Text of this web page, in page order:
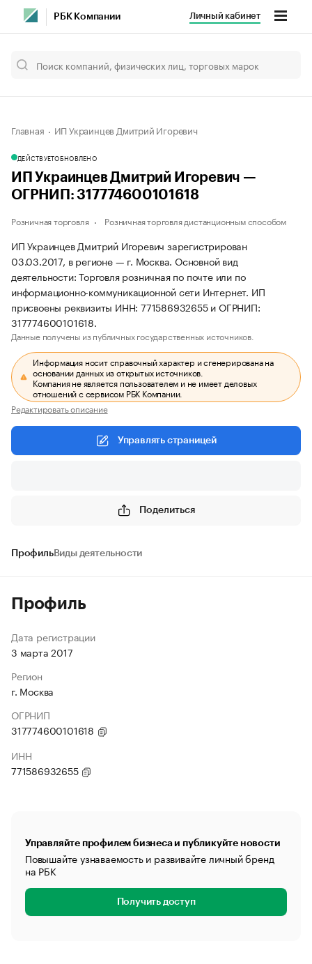
РБК Компании Личный кабинет
Главная ИП Украинцев Дмитрий Игоревич
ДЕЙСТВУЕТОБНОВЛЕНО
ИП Украинцев Дмитрий Игоревич —
ОГРНИП: 317774600101618
Розничная торговля Розничная торговля дистанционным способом
ИП Украинцев Дмитрий Игоревич зарегистрирован
03.03.2017, в регионе — г. Москва. Основной вид
деятельности: Торговля розничная по почте или по
информационно-коммуникационной сети Интернет. ИП
присвоены реквизиты ИНН: 771586932655 и ОГРНИП:
317774600101618.
Данные получены из публичных государственных источников.
Информация носит справочный характер и сгенерирована на
основании данных из открытых источников.
Компания не является пользователем и не имеет деловых
отношений с сервисом РБК Компании.
Редактировать описание
Управлять страницей
Поделиться
ПрофильВиды деятельности
Профиль
Дата регистрации
3 марта 2017
Регион
г. Москва
ОГРНИП
317774600101618
ИНН
771586932655
Управляйте профилем бизнеса и публикуйте новости
Повышайте узнаваемость и развивайте личный бренд
на РБК
Получить доступ